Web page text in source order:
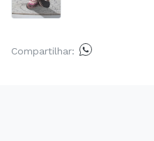
Compartilhar: